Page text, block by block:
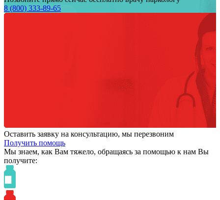
8 (800) 333-89-65
Оставить заявку на консультацию, мы перезвоним
Получить помощь
Мы знаем, как Вам тяжело, обращаясь за помощью к нам Вы
получите: